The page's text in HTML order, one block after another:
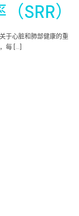
SRR）
于心脏和肺部健康的重
每 […]